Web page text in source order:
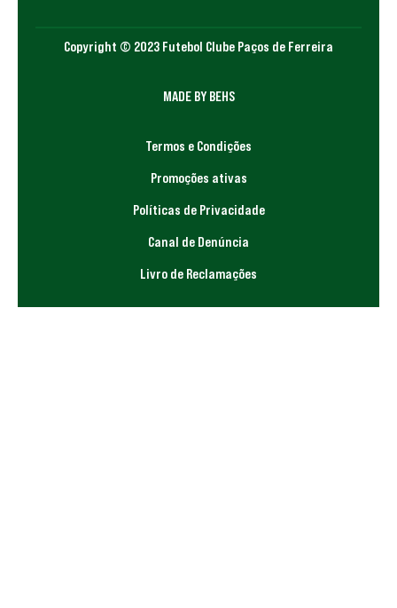
Copyright © 2023 Futebol Clube Paços de Ferreira
MADE BY BEHS
Termos e Condições
Promoções ativas
Políticas de Privacidade
Canal de Denúncia
Livro de Reclamações